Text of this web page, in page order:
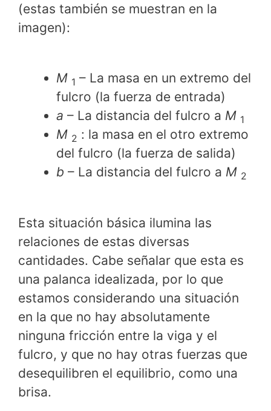
(estas también se muestran en la
imagen):
M 1 – La masa en un extremo del
fulcro (la fuerza de entrada)
a – La distancia del fulcro a M 1
M 2 : la masa en el otro extremo
del fulcro (la fuerza de salida)
b – La distancia del fulcro a M 2
Esta situación básica ilumina las
relaciones de estas diversas
cantidades. Cabe señalar que esta es
una palanca idealizada, por lo que
estamos considerando una situación
en la que no hay absolutamente
ninguna fricción entre la viga y el
fulcro, y que no hay otras fuerzas que
desequilibren el equilibrio, como una
brisa.